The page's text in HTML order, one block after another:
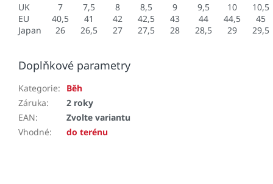
UK 7 7,5 8 8,5 9 9,5 10
10,5
EU
40,5 41 42 42,5 43 44 44,5
45
Japan
26 26,5 27 27,5 28 28,5 29 29,5
Doplňkové parametry
Kategorie:
Běh
Záruka:
2 roky
EAN:
Zvolte variantu
Vhodné: do terénu